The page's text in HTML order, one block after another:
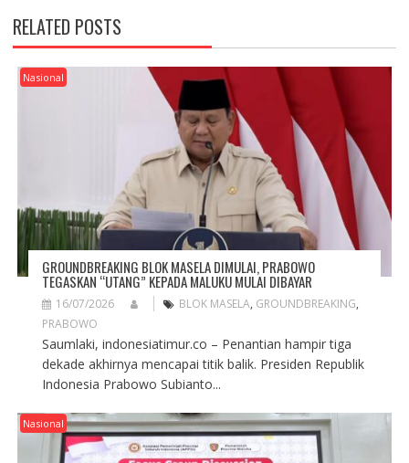
V
I
G
A
T
RELATED POSTS
Nasional
GROUNDBREAKING BLOK MASELA DIMULAI, PRABOWO
TEGASKAN “UTANG” KEPADA MALUKU MULAI DIBAYAR
16/07/2026 BLOK MASELA, GROUNDBREAKING,
PRABOWO
Saumlaki, indonesiatimur.co – Penantian hampir tiga
dekade akhirnya mencapai titik balik. Presiden Republik
Indonesia Prabowo Subianto...
Nasional